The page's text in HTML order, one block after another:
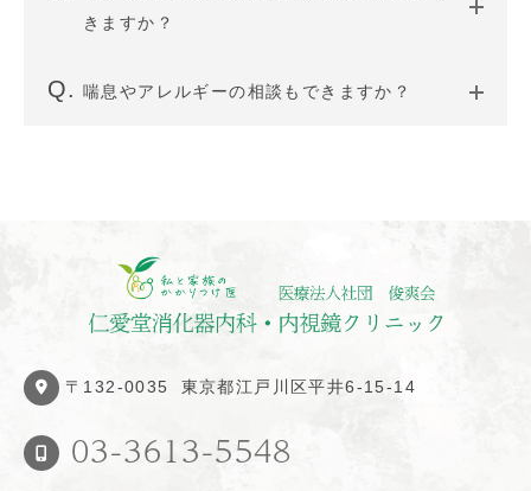
きますか？
喘息やアレルギーの相談もできますか？
〒132-0035 東京都江戸川区平井6-15-14
03-3613-5548